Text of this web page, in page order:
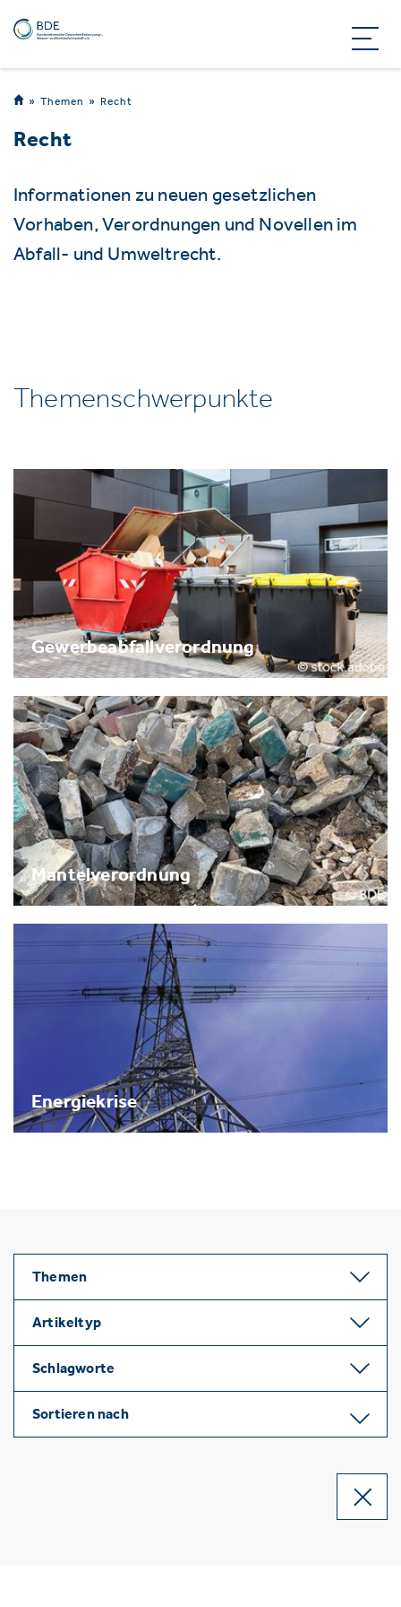
Themen Recht
Recht
Informationen zu neuen gesetzlichen
Vorhaben, Verordnungen und Novellen im
Abfall- und Umweltrecht.
Themenschwerpunkte
Gewerbeabfallverordnung
Mantelverordnung
Energiekrise
Themen
Artikeltyp
Schlagworte
Sortieren nach